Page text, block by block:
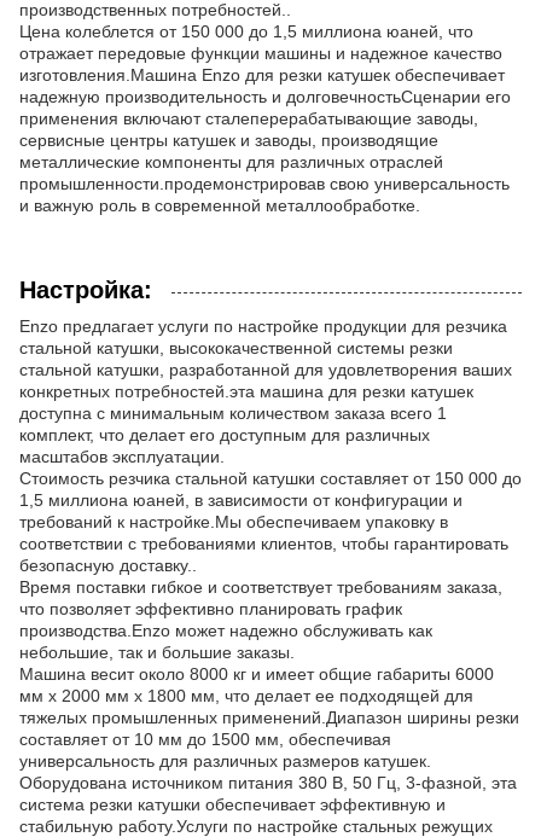
производственных потребностей..
Цена колеблется от 150 000 до 1,5 миллиона юаней, что
отражает передовые функции машины и надежное качество
изготовления.Машина Enzo для резки катушек обеспечивает
надежную производительность и долговечностьСценарии его
применения включают сталеперерабатывающие заводы,
сервисные центры катушек и заводы, производящие
металлические компоненты для различных отраслей
промышленности.продемонстрировав свою универсальность
и важную роль в современной металлообработке.
Настройка:
Enzo предлагает услуги по настройке продукции для резчика
стальной катушки, высококачественной системы резки
стальной катушки, разработанной для удовлетворения ваших
конкретных потребностей.эта машина для резки катушек
доступна с минимальным количеством заказа всего 1
комплект, что делает его доступным для различных
масштабов эксплуатации.
Стоимость резчика стальной катушки составляет от 150 000 до
1,5 миллиона юаней, в зависимости от конфигурации и
требований к настройке.Мы обеспечиваем упаковку в
соответствии с требованиями клиентов, чтобы гарантировать
безопасную доставку..
Время поставки гибкое и соответствует требованиям заказа,
что позволяет эффективно планировать график
производства.Enzo может надежно обслуживать как
небольшие, так и большие заказы.
Машина весит около 8000 кг и имеет общие габариты 6000
мм х 2000 мм х 1800 мм, что делает ее подходящей для
тяжелых промышленных применений.Диапазон ширины резки
составляет от 10 мм до 1500 мм, обеспечивая
универсальность для различных размеров катушек.
Оборудована источником питания 380 В, 50 Гц, 3-фазной, эта
система резки катушки обеспечивает эффективную и
стабильную работу.Услуги по настройке стальных режущих